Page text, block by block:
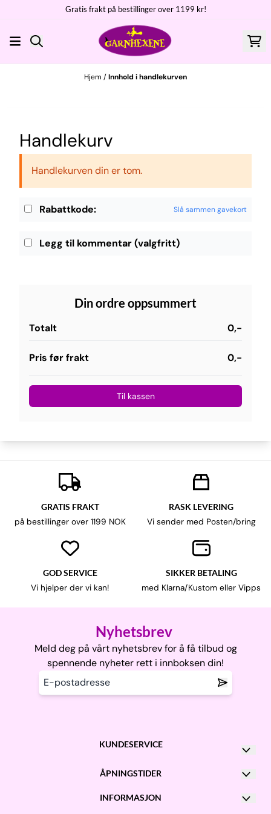
Hopp til innholdGratis frakt på bestillinger over 1199 kr!
Hjem /Innhold i handlekurven
Handlekurv
Handlekurven din er tom.
Rabattkode: Slå sammen gavekort
Legg til kommentar(valgfritt)
Din ordre oppsummert
Totalt 0,-
Pris før frakt 0,-
Til kassen
GRATIS FRAKT
på bestillinger over 1199 NOK
RASK LEVERING
Vi sender med Posten/bring
GOD SERVICE
Vi hjelper der vi kan!
SIKKER BETALING
med Klarna/Kustom eller Vipps
Nyhetsbrev
Meld deg på vårt nyhetsbrev for å få tilbud og
spennende nyheter rett i innboksen din!
KUNDESERVICE
Kontakt oss
Post@garnhexene.no
ÅPNINGSTIDER
Man - Fre: kl 10 - 16
INFORMASJON